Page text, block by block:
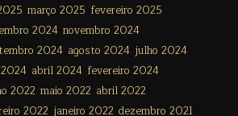
março 2025 fevereiro 2025
2024 novembro 2024
2024 agosto 2024 julho 2024
abril 2024 fevereiro 2024
2022 maio 2022 abril 2022
2022 janeiro 2022 dezembro 2021